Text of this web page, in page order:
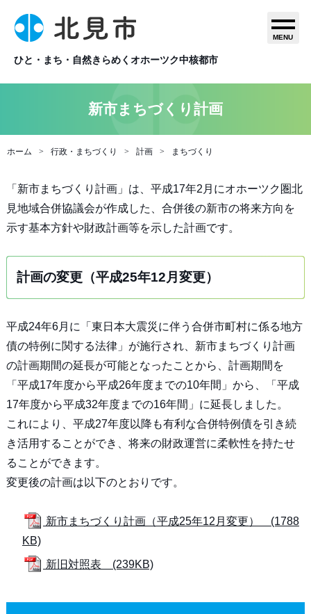
ひと・まち・自然きらめくオホーツク中核都市
MENU
新市まちづくり計画
ホーム 行政・まちづくり 計画 まちづくり
「新市まちづくり計画」は、平成17年2月にオホーツク圏北
見地域合併協議会が作成した、合併後の新市の将来方向を
示す基本方針や財政計画等を示した計画です。
計画の変更（平成25年12月変更）
平成24年6月に「東日本大震災に伴う合併市町村に係る地方
債の特例に関する法律」が施行され、新市まちづくり計画
の計画期間の延長が可能となったことから、計画期間を
「平成17年度から平成26年度までの10年間」から、「平成
17年度から平成32年度までの16年間」に延長しました。
これにより、平成27年度以降も有利な合併特例債を引き続
き活用することができ、将来の財政運営に柔軟性を持たせ
ることができます。
変更後の計画は以下のとおりです。
新市まちづくり計画（平成25年12月変更） (1788
KB)
新旧対照表 (239KB)